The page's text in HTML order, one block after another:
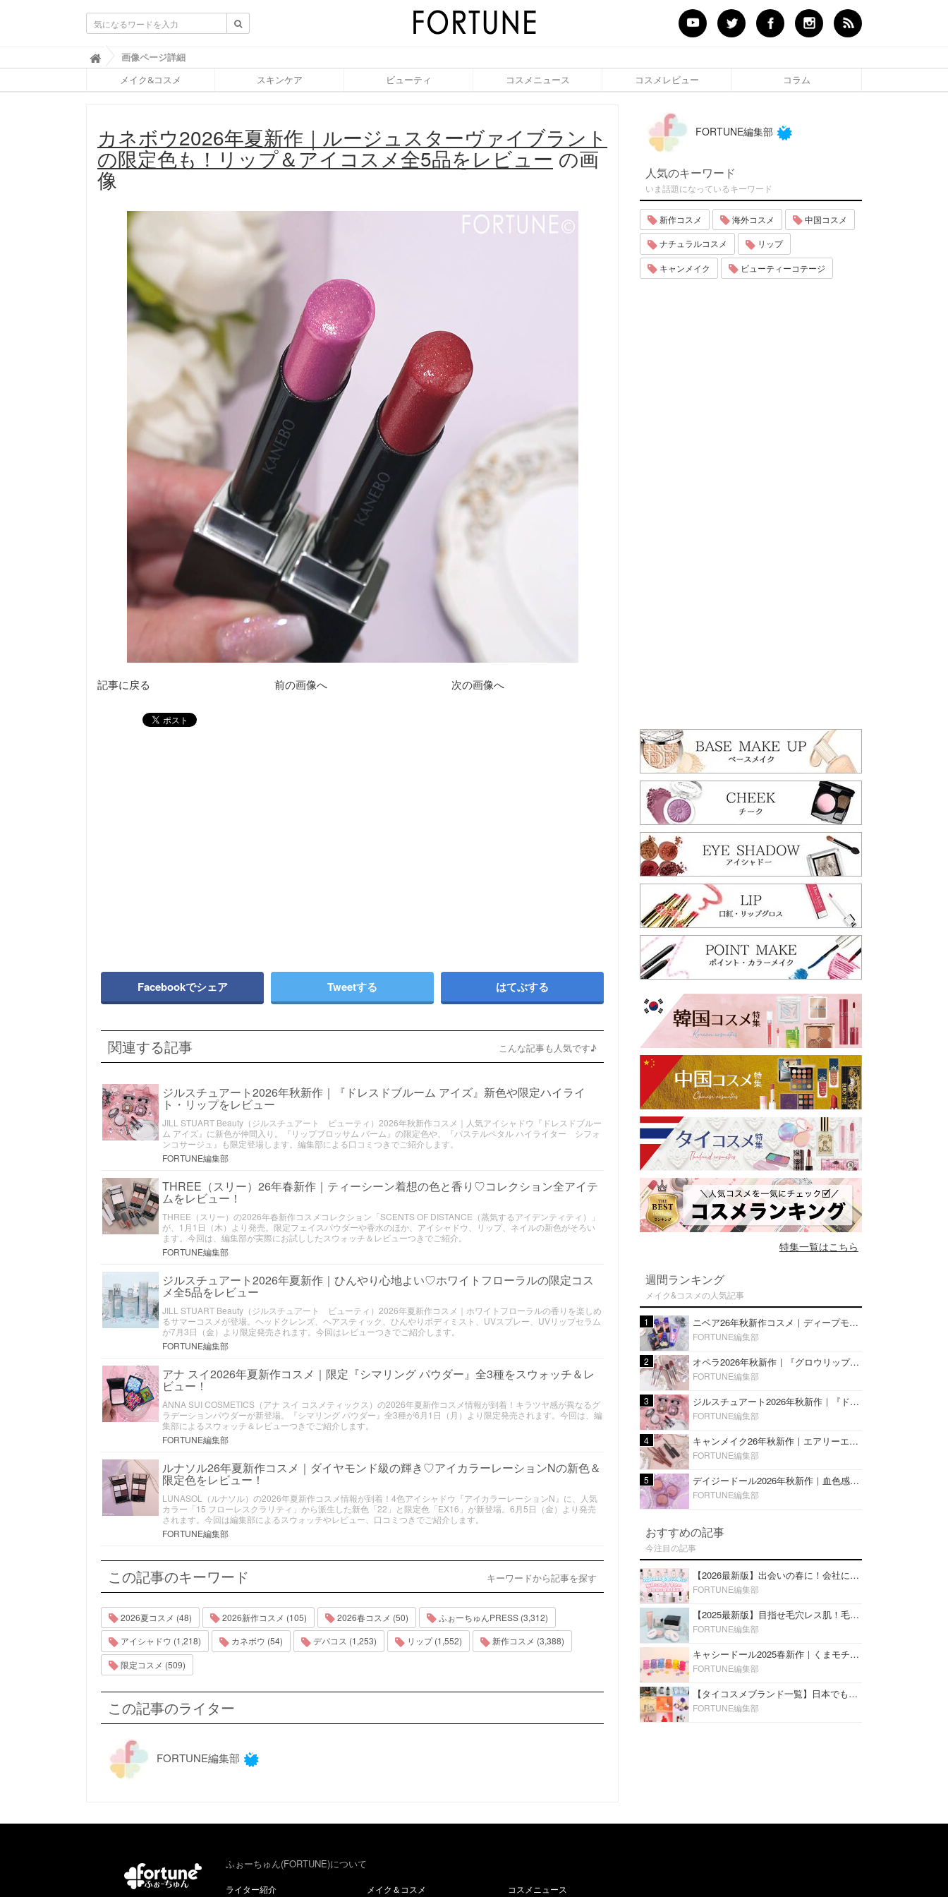
ふ
ぉ
ち
(
F
O
R
T
画像ページ詳細
メイク&コスメ スキンケア ビューティ コスメニュース コスメレビュー コラム
カネボウ2026年夏新作｜ルージュスターヴァイブラント
の限定色も！リップ＆アイコスメ全5品をレビュー の画
像
記事に戻る 前の画像へ 次の画像へ
Facebookでシェア Tweetする はてぶする
関連する記事 こんな記事も人気です♪
ジルスチュアート2026年秋新作｜『ドレスドブルーム アイズ』新色や限定ハイライ
ト・リップをレビュー
JILL STUART Beauty（ジルスチュアート ビューティ）2026年秋新作コスメ｜人気アイシャドウ『ドレスドブルー
ム アイズ』に新色が仲間入り。『リップブロッサム バーム』の限定色や、『パステルペタル ハイライター シフォ
ンコサージュ』も限定登場します。編集部による口コミつきでご紹介します。
FORTUNE編集部
THREE（スリー）26年春新作｜ティーシーン着想の色と香り♡コレクション全アイテ
ムをレビュー！
THREE（スリー）の2026年春新作コスメコレクション「SCENTS OF DISTANCE（蒸気するアイデンティティ）」
が、1月1日（木）より発売。限定フェイスパウダーや香水のほか、アイシャドウ、リップ、ネイルの新色がそろい
ます。今回は、編集部が実際にお試ししたスウォッチ＆レビューつきでご紹介。
FORTUNE編集部
ジルスチュアート2026年夏新作｜ひんやり心地よい♡ホワイトフローラルの限定コス
メ全5品をレビュー
JILL STUART Beauty（ジルスチュアート ビューティ）2026年夏新作コスメ｜ホワイトフローラルの香りを楽しめ
るサマーコスメが登場。ヘッドクレンズ、ヘアスティック、ひんやりボディミスト、UVスプレー、UVリップセラム
が7月3日（金）より限定発売されます。今回はレビューつきでご紹介します。
FORTUNE編集部
アナ スイ2026年夏新作コスメ｜限定『シマリング パウダー』全3種をスウォッチ＆レ
ビュー！
ANNA SUI COSMETICS（アナ スイ コスメティックス）の2026年夏新作コスメ情報が到着！キラツヤ感が異なるグ
ラデーションパウダーが新登場。『シマリング パウダー』全3種が6月1日（月）より限定発売されます。今回は、編
集部によるスウォッチ＆レビューつきでご紹介します。
FORTUNE編集部
ルナソル26年夏新作コスメ｜ダイヤモンド級の輝き♡アイカラーレーションNの新色＆
限定色をレビュー！
LUNASOL（ルナソル）の2026年夏新作コスメ情報が到着！4色アイシャドウ『アイカラーレーションN』に、人気
カラー「15 フローレスクラリティ」から派生した新色「22」と限定色「EX16」が新登場。6月5日（金）より発売
されます。今回は編集部によるスウォッチやレビュー、口コミつきでご紹介します。
FORTUNE編集部
この記事のキーワード キーワードから記事を探す
2026夏コスメ (48) 2026新作コスメ (105) 2026春コスメ (50)
ふぉーちゅんPRESS (3,312)
アイシャドウ (1,218)
カネボウ (54) デパコス (1,253) リップ (1,552)
新作コスメ (3,388)
限定コスメ (509)
この記事のライター
FORTUNE編集部
FORTUNE編集部
人気のキーワード
いま話題になっているキーワード
新作コスメ 海外コスメ 中国コスメ
ナチュラルコスメ リップ
キャンメイク ビューティーコテージ
特集一覧はこちら
週間ランキング
メイク&コスメの人気記事
1 ニベア26年秋新作コスメ｜ディープモイスチャーリップの美容液タイプや2in1ボディクリームスクラブも
FORTUNE編集部
2 オペラ2026年秋新作｜『グロウリップティント』の新色・限定色はローズジャムカラー♡全4色をレビュー
FORTUNE編集部
3 ジルスチュアート2026年秋新作｜『ドレスドブルーム アイズ』新色や限定ハイライト・リップをレビュー
FORTUNE編集部
4 キャンメイク26年秋新作｜エアリーエクステンションライナー＆カールスナイパーマスカラ新色をレビュー
FORTUNE編集部
5 デイジードール2026年秋新作｜血色感が可愛い♡『パウダー ブラッシュ ブルーム』新3色をレビュー
FORTUNE編集部
おすすめの記事
今注目の記事
【2026最新版】出会いの春に！会社にもおすすめの好印象な香水14選♡ビジネスの場での香水マナーも
FORTUNE編集部
【2025最新版】目指せ毛穴レス肌！毛穴を埋めて隠す「おすすめ部分用下地＆プライマー」ランキング♡
FORTUNE編集部
キャシードール2025春新作｜くまモチーフのミニリップ「シャイニーベア リップモイスト」をレビュー♡
FORTUNE編集部
【タイコスメブランド一覧】日本でも人気沸騰中の“タイコスメ”ブランド20選！
FORTUNE編集部
ふぉーちゅん(FORTUNE)について
ライター紹介 メイク＆コスメ コスメニュース